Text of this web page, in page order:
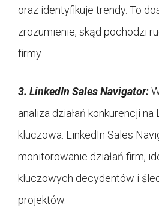
oraz identyfikuje trendy. To
zrozumienie, skąd pochodzi
firmy.
3. LinkedIn Sales Navigator:
analiza działań konkurencji na
kluczowa. LinkedIn Sales
monitorowanie działań firm,
kluczowych decydentów i
projektów.